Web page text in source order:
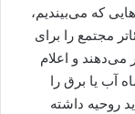
که می‌بیندیم،
مجتمع را برای
می‌دهند و اعلام
آب یا برق را
روحیه داشته